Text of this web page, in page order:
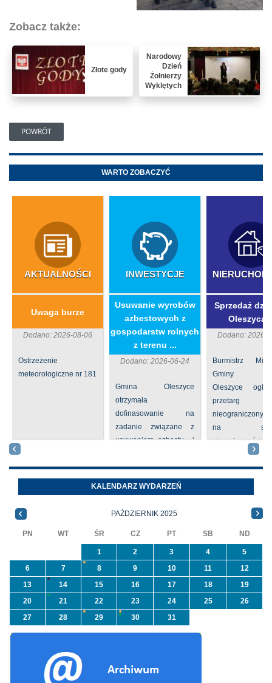
Zobacz także:
Złote gody
Narodowy
Dzień
Żołnierzy
Wyklętych
POWRÓT
WARTO ZOBACZYĆ
AKTUALNOŚCI
Uwaga burze
Dodano: 2026-08-06
Ostrzeżenie
meteorologiczne nr 181
INWESTYCJE
​Usuwanie wyrobów
azbestowych z
gospodarstw rolnych
z terenu ...
Dodano: 2026-06-24
Gmina Oleszyce
otrzymała
dofinasowanie na
zadanie związane z
usuwaniem azbestu i
azbest w ramach
programu
priorytetowego
NFOŚiGW pn.
Sprzedaż
Dodano: 2026-
Burmistrz
Gminy
Oleszyce
przetarg
nieograniczony
na
nieruchomości nr
Oleszycach
Orzeszkowej.
informacji ...
KALENDARZ WYDARZEŃ
PAŹDZIERNIK 2025
PN WT ŚR CZ PT SB ND
1 2 3 4
5
6
7 8 9 10 11
12
13
14 15 16 17 18
19
20
21 22 23 24 25
26
27
28 29 30 31